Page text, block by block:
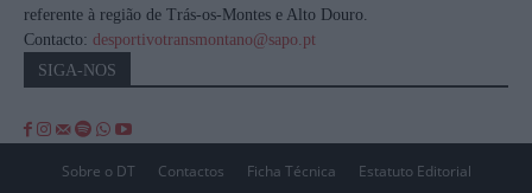
referente à região de Trás-os-Montes e Alto Douro.
Contacto: desportivotransmontano@sapo.pt
SIGA-NOS
Sobre o DT Contactos Ficha Técnica Estatuto Editorial